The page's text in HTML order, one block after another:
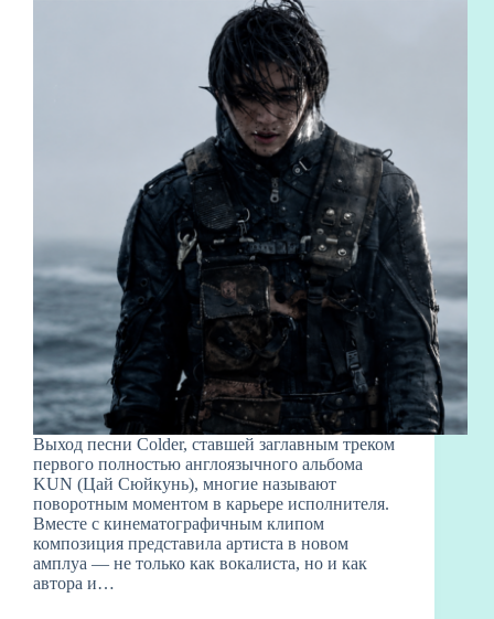
Выход песни Colder, ставшей заглавным треком
первого полностью англоязычного альбома
KUN (Цай Сюйкунь), многие называют
поворотным моментом в карьере исполнителя.
Вместе с кинематографичным клипом
композиция представила артиста в новом
амплуа — не только как вокалиста, но и как
автора и…